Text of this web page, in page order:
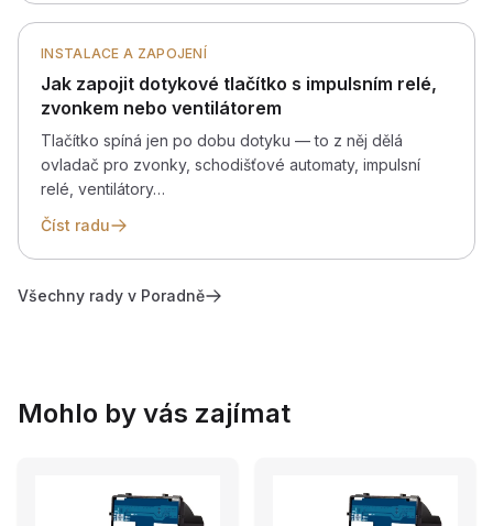
INSTALACE A ZAPOJENÍ
Jak zapojit dotykové tlačítko s impulsním relé,
zvonkem nebo ventilátorem
Tlačítko spíná jen po dobu dotyku — to z něj dělá
ovladač pro zvonky, schodišťové automaty, impulsní
relé, ventilátory…
Číst radu
Všechny rady v Poradně
Mohlo by vás zajímat